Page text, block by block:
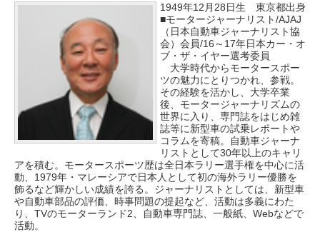
1949年12月28日生 東京都出身
■モータージャーナリスト/AJAJ
（日本自動車ジャーナリスト協
会）会員/16～17年日本カー・オ
ブ・ザ・イヤー選考委員
大学時代からモータースポー
ツの魅力にとりつかれ、参戦。
その経験を活かし、大学卒業
後、モータージャーナリズムの
世界に入り、専門誌をはじめ雑
誌等に新型車の試乗レポートや
コラムを寄稿。自動車ジャーナ
リストとして30年以上のキャリ
アを積む。モータースポーツ歴は全日本ラリー選手権を中心に活
動、1979年・マレーシアで日本人として初の海外ラリー優勝を
飾るなど輝かしい成績を誇る。ジャーナリストとしては、新型車
や自動車部品の評価、時事問題の提起など、活動は多義にわた
り、TVのモーターランド2、自動車専門誌、一般紙、Webなどで
活動。